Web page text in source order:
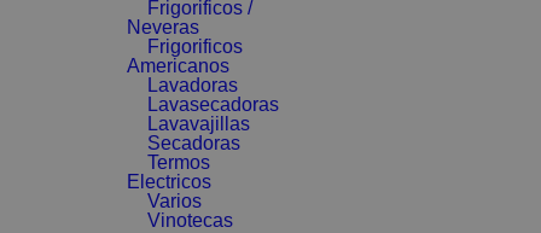
Frigorificos /
Neveras
Frigorificos
Americanos
Lavadoras
Lavasecadoras
Lavavajillas
Secadoras
Termos
Electricos
Varios
Vinotecas